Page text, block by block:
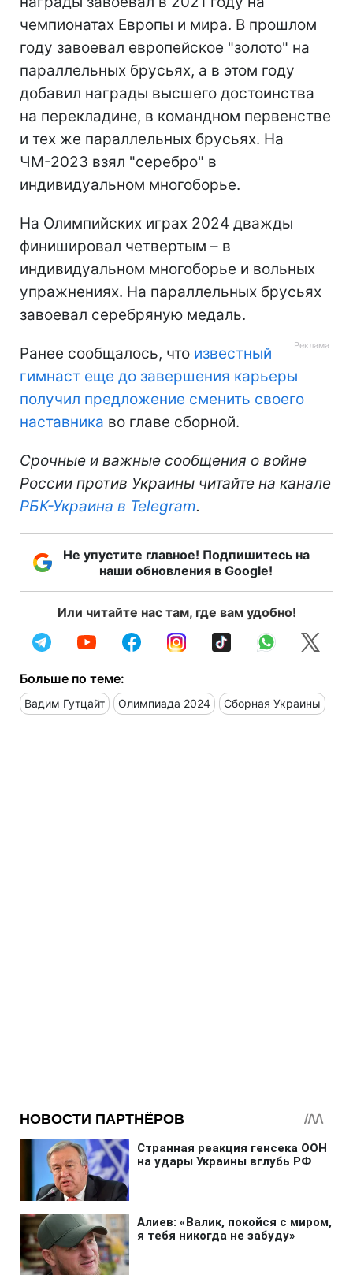
чемпионатах Европы и мира. В прошлом
году завоевал европейское "золото" на
параллельных брусьях, а в этом году
добавил награды высшего достоинства
на перекладине, в командном первенстве
и тех же параллельных брусьях. На
ЧМ-2023 взял "серебро" в
индивидуальном многоборье.
На Олимпийских играх 2024 дважды
финишировал четвертым – в
индивидуальном многоборье и вольных
упражнениях. На параллельных брусьях
завоевал серебряную медаль.
Ранее сообщалось, что известный
гимнаст еще до завершения карьеры
получил предложение сменить своего
наставника во главе сборной.
Срочные и важные сообщения о войне
России против Украины читайте на канале
РБК-Украина в Telegram.
Не упустите главное! Подпишитесь на
наши обновления в Google!
Или читайте нас там, где вам удобно!
Больше по теме:
Вадим Гутцайт Олимпиада 2024 Сборная Украины